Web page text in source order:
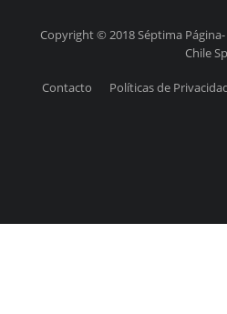
Copyright © 2018 Séptima
Chile
Contacto Políticas de